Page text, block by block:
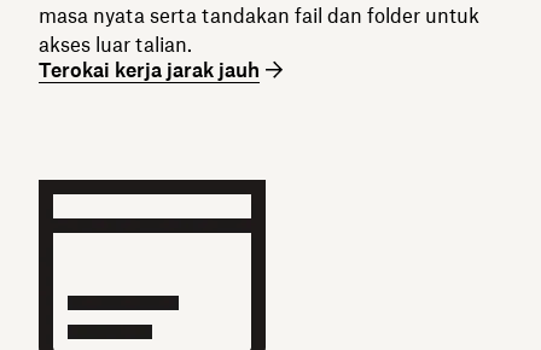
masa nyata serta tandakan fail dan folder untuk
akses luar talian.
Terokai kerja jarak jauh